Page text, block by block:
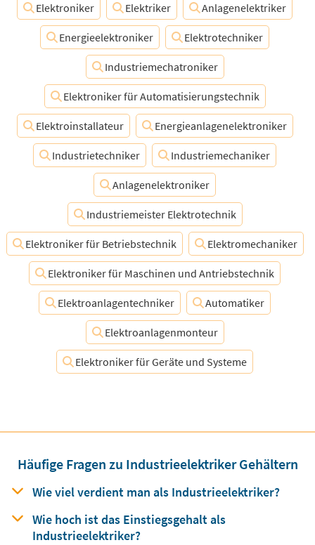
Elektroniker
Elektriker Anlagenelektriker
Energieelektroniker Elektrotechniker
Industriemechatroniker
Elektroniker für Automatisierungstechnik
Elektroinstallateur Energieanlagenelektroniker
Industrietechniker Industriemechaniker
Anlagenelektroniker
Industriemeister Elektrotechnik
Elektroniker für Betriebstechnik Elektromechaniker
Elektroniker für Maschinen und Antriebstechnik
Elektroanlagentechniker Automatiker
Elektroanlagenmonteur
Elektroniker für Geräte und Systeme
Häufige Fragen zu Industrieelektriker Gehältern
Wie viel verdient man als Industrieelektriker?
Wie hoch ist das Einstiegsgehaltals
Industrieelektriker?